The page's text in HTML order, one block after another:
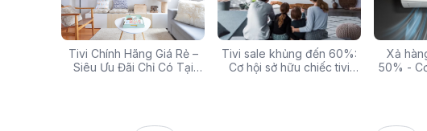
Tivi Chính Hãng Giá Rẻ –
Siêu Ưu Đãi Chỉ Có Tại
Tivi sale khủng đến 60%:
Cơ hội sở hữu chiếc tivi
Xả
50% -
Các mã báo lỗi thường gặp
của bếp từ và lưu ý khi xử
Top 5 tivi 32 inch giá rẻ,
chất lượng và đáng mua
Top